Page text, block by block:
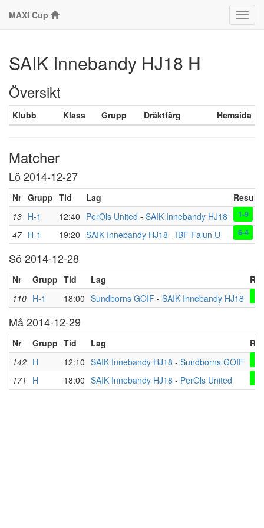
MAXI Cup
SAIK Innebandy HJ18 H
Översikt
Klubb Klass Grupp Dräktfärg Hemsida
Matcher
Lö 2014-12-27
Nr Grupp Tid Lag
13 H-1 12:40 PerOls United - SAIK Innebandy HJ18 1-9
47 H-1 19:20 SAIK Innebandy HJ18 - IBF Falun U 6-4
Sö 2014-12-28
Nr Grupp Tid Lag
110 H-1 18:00 Sundborns GOIF - SAIK Innebandy HJ18
Må 2014-12-29
Nr Grupp Tid Lag
142 H 12:10 SAIK Innebandy HJ18 - Sundborns GOIF
171 H 18:00 SAIK Innebandy HJ18 - PerOls United